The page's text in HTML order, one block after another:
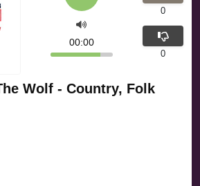
Wolf - Country, Folk
00:00
0
0